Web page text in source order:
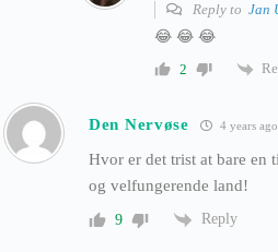
Reply to Jan
😂 😂 😂
2
Den Nervøse 4 years ago
Hvor er det trist at bare en
og velfungerende land!
9 Reply